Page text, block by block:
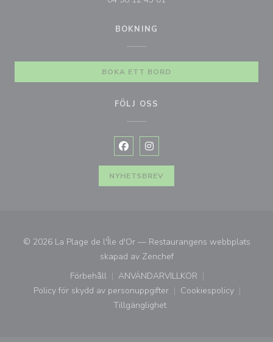
BOKNING
BOKA ETT BORD
FÖLJ OSS
Facebook ((öppnas i ett nytt
Instagram ((öppnas i ett nytt
NYHETSBREV
© 2026 La Plage de l'Île d'Or — Restaurangens webbplats
skapad av Zenchef((öppnas i ett nytt fönster))
Förbehåll
((öppnas i ett nytt fönster))
ANVÄNDARVILLKOR
((öppnas i ett nytt fönster))
Policy för skydd av personuppgifter
((öppnas i ett nytt fönster))
Cookiespolicy
((öppnas i ett
Tillgänglighet
((öppnas i ett nytt fönster))